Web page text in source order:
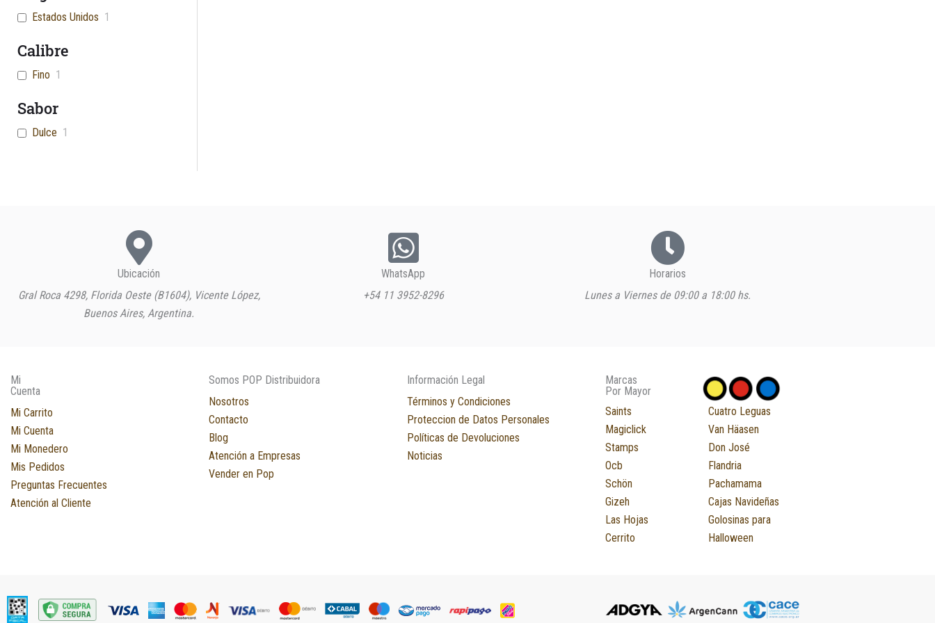
Ducados
1
Estados Unidos 1
Calibre
Fino 1
Sabor
Dulce 1
Ubicación
Gral Roca 4298, Florida Oeste (B1604), Vicente López,
Buenos Aires, Argentina.
WhatsApp
+54 11 3952-8296
Horarios
Lunes a Viernes de 09:00 a 18:00 hs.
Mi
Cuenta
Mi Carrito
Mi Cuenta
Mi Monedero
Mis Pedidos
Preguntas Frecuentes
Atención al Cliente
Somos POP Distribuidora
Nosotros
Contacto
Blog
Atención a Empresas
Vender en Pop
Información Legal
Términos y Condiciones
Proteccion de Datos Personales
Políticas de Devoluciones
Noticias
Marcas
Por Mayor
Saints
Magiclick
Stamps
Ocb
Schön
Gizeh
Las Hojas
Cerrito
Cuatro Leguas
Van Häasen
Don José
Flandria
Pachamama
Cajas Navideñas
Golosinas para
Halloween